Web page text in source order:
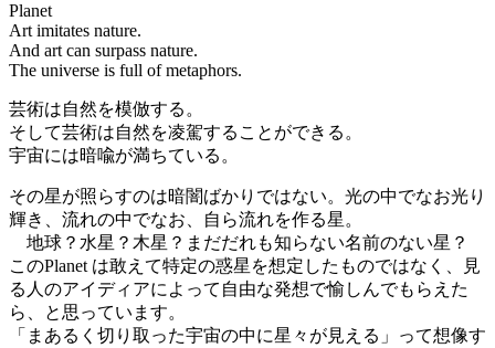
Planet
Art imitates nature.
And art can surpass nature.
The universe is full of metaphors.
芸術は自然を模倣する。
そして芸術は自然を凌駕することができる。
宇宙には暗喩が満ちている。
その星が照らすのは暗闇ばかりではない。光の中でなお光り
輝き、流れの中でなお、自ら流れを作る星。
地球？水星？木星？まだだれも知らない名前のない星？
このPlanet は敢えて特定の惑星を想定したものではなく、見
る人のアイディアによって自由な発想で愉しんでもらえた
ら、と思っています。
「まあるく切り取った宇宙の中に星々が見える」って想像す